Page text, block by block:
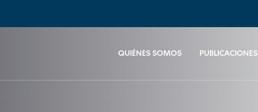
QUIÉNES SOMOS PUBLICACIONES